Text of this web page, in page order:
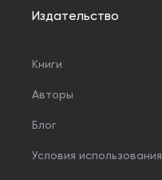
Издательство
Книги
Авторы
Блог
Условия использования